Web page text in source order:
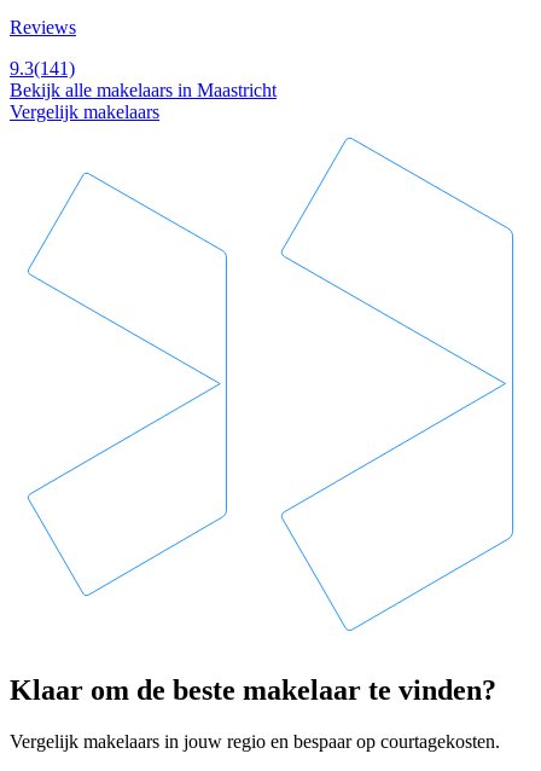
Reviews
9.3(141)
Bekijk alle makelaars in Maastricht
Vergelijk makelaars
Klaar om de beste makelaar te vinden?
Vergelijk makelaars in jouw regio en bespaar op courtagekosten.